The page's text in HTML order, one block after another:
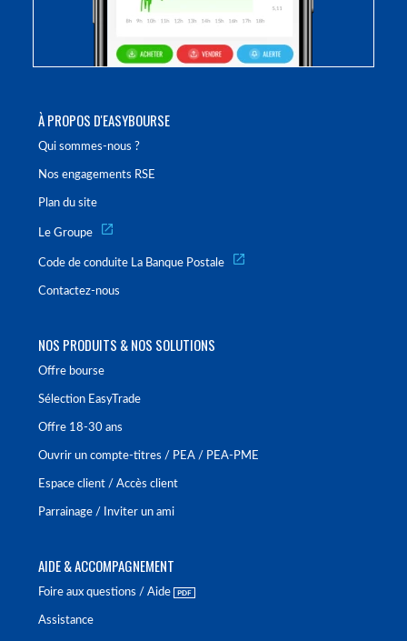
À PROPOS D'EASYBOURSE
Qui sommes-nous ?
Nos engagements RSE
Plan du site
Le Groupe
Code de conduite La Banque Postale
Contactez-nous
NOS PRODUITS & NOS SOLUTIONS
Offre bourse
Sélection EasyTrade
Offre 18-30 ans
Ouvrir un compte-titres / PEA / PEA-PME
Espace client / Accès client
Parrainage / Inviter un ami
AIDE & ACCOMPAGNEMENT
Foire aux questions / Aide
Assistance